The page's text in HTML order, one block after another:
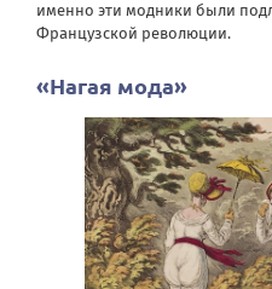
именно эти модники были
Французской революции.
«Нагая мода»